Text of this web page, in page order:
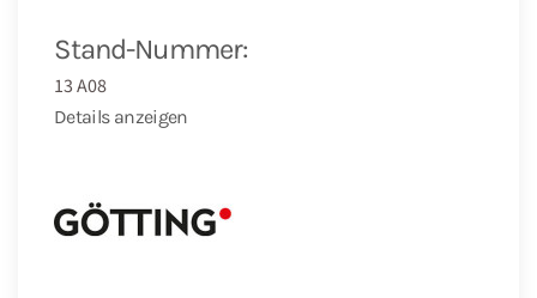
Stand-Nummer:
13 A08
Details anzeigen